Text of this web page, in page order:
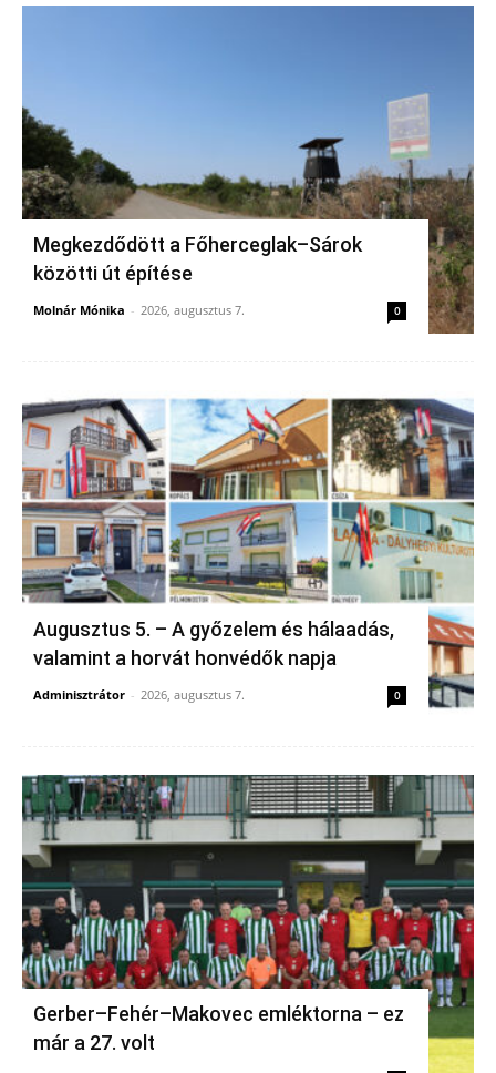
Megkezdődött a Főherceglak–Sárok
közötti út építése
Molnár Mónika - 2026, augusztus 7. 0
Augusztus 5. – A győzelem és hálaadás,
valamint a horvát honvédők napja
Adminisztrátor - 2026, augusztus 7. 0
Gerber–Fehér–Makovec emléktorna – ez
már a 27. volt